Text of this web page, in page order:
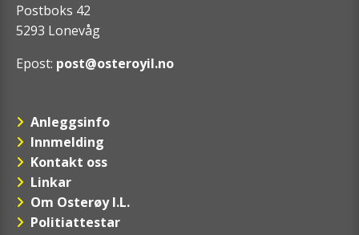
Postboks 42
5293 Lonevåg
Epost: post@osteroyil.no
Anleggsinfo
Innmelding
Kontakt oss
Linkar
Om Osterøy I.L.
Politiattestar